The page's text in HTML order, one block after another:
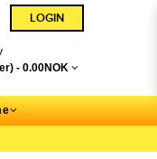
- 0.00NOK